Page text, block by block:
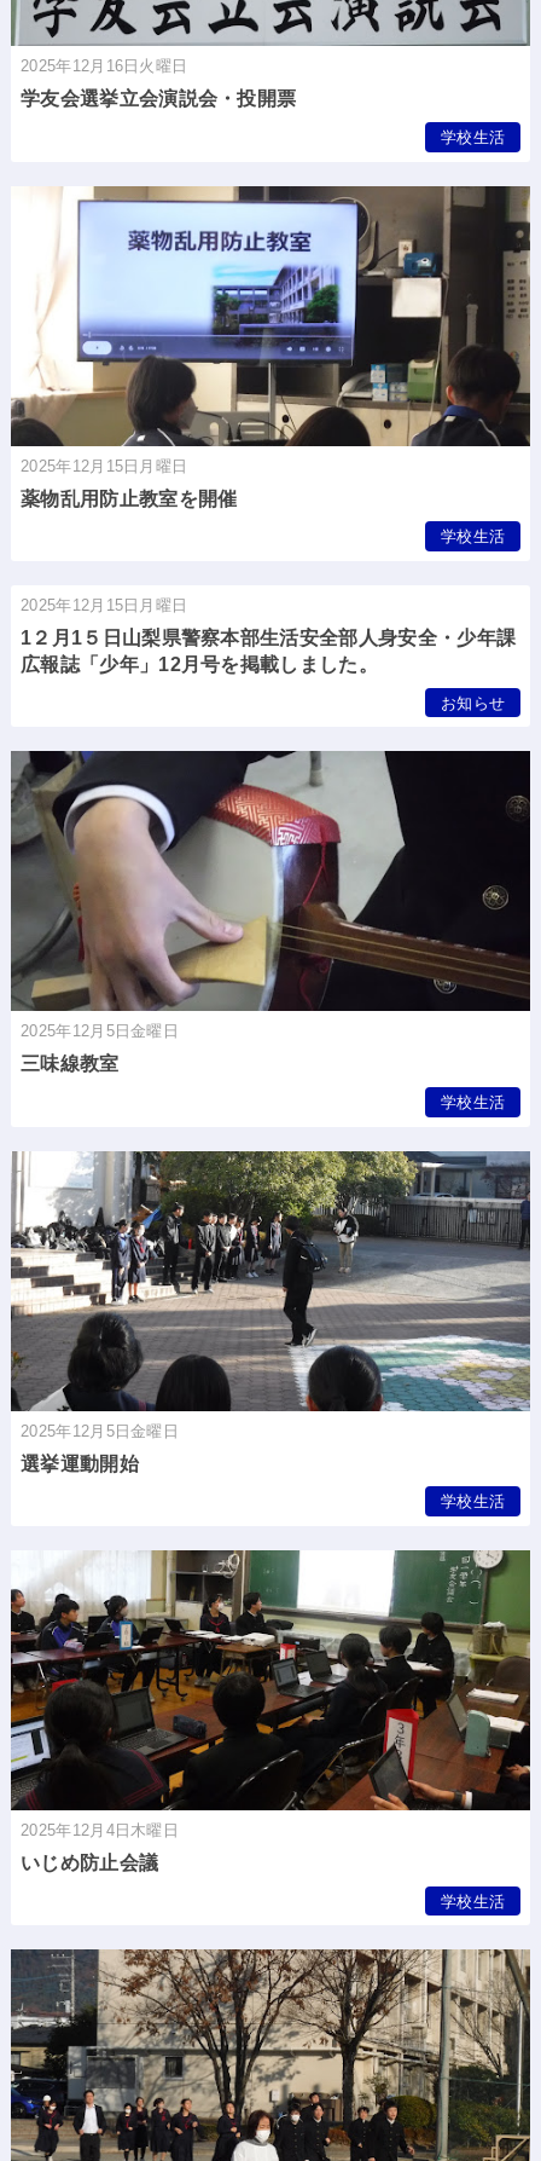
2025年12月16日火曜日
学友会選挙立会演説会・投開票
学校生活
2025年12月15日月曜日
薬物乱用防止教室を開催
学校生活
2025年12月15日月曜日
1２月1５日山梨県警察本部生活安全部人身安全・少年課
広報誌「少年」12月号を掲載しました。
お知らせ
2025年12月5日金曜日
三味線教室
学校生活
2025年12月5日金曜日
選挙運動開始
学校生活
2025年12月4日木曜日
いじめ防止会議
学校生活